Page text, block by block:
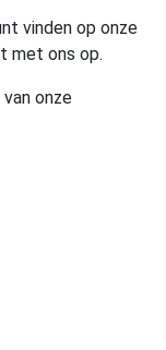
vinden op onze
met ons op.
onze